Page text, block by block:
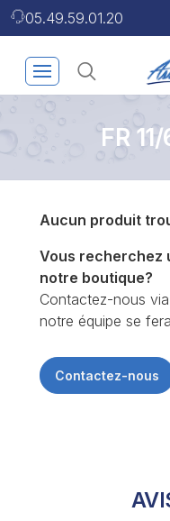
05.49.59.01.20
FR
Aucun produit
Vous recherchez
notre boutique?
Contactez-nous
notre équipe se
Contactez-nous